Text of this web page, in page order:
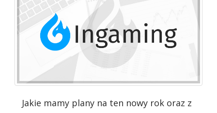
Jakie mamy plany na ten nowy rok oraz z